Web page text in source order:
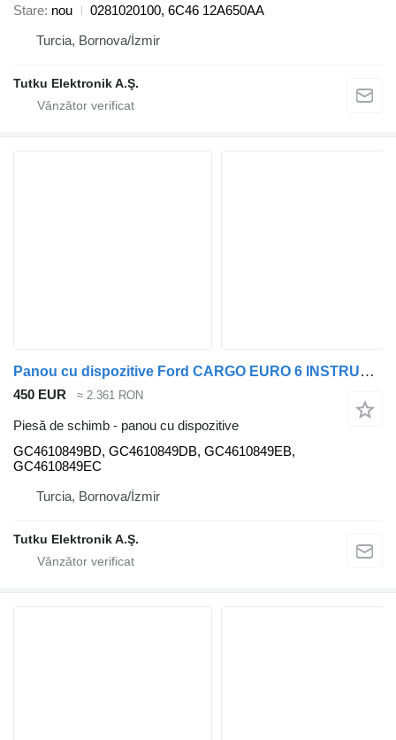
Stare nou
0281020100, 6C46 12A650AA
Turcia, Bornova/İzmir
Tutku Elektronik A.Ş.
Panou cu dispozitive Ford CARGO EURO 6 INSTRUMENT CLUSTER GC4610849BD pentru cap tractor Ford CARGO EURO 6
450 EUR ≈ 2.361 RON
Piesă de schimb - panou cu dispozitive
GC4610849BD, GC4610849DB, GC4610849EB,
GC4610849EC
Turcia, Bornova/İzmir
Tutku Elektronik A.Ş.